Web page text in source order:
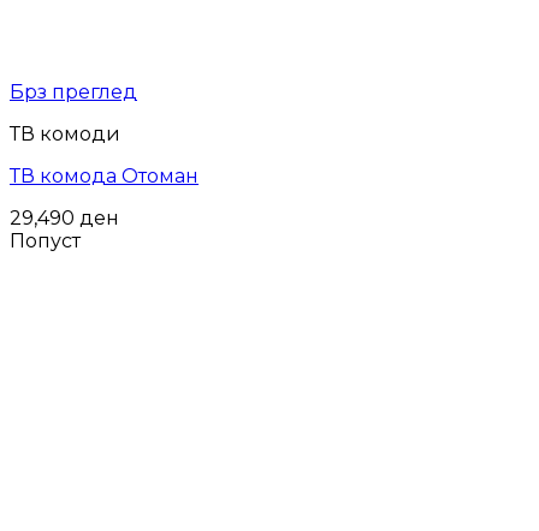
Брз преглед
ТВ комоди
ТВ комода Отоман
29,490 ден
Попуст